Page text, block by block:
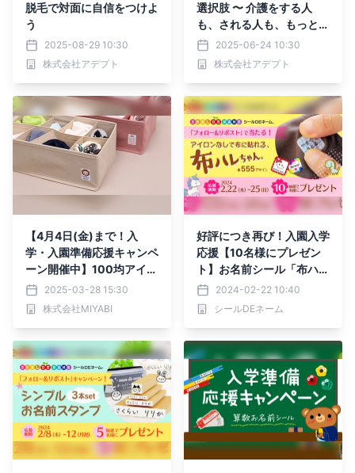
脱毛で対面に自信をつけよ
う
2025-08-29 10:30
株式会社アデプト
選択肢 〜 介護をする人
も、される人も、もっと快
適に 〜2025-06-24 10:30
株式会社アデプト
【4月4日(金)まで！入
学・入園準備応援キャンペ
ーン開催中】100均アイテ
ムにも名入れOK！ダイソ
ーの不織布小物入れにぴた
プリを試してみた
2025-03-28 15:30
株式会社MIYABI
好評につき再び！入園入学
応援【10名様にプレゼン
ト】お名前シール「布ハレ
ちゃん。」《Xフォロー＆
リポストキャンペーン》本
日開始！
2024-02-22 10:40
シールDEネーム